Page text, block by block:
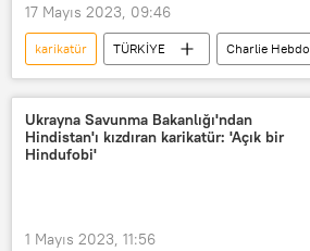
17 Mayıs 2023, 09:46
karikatür TÜRKİYE
Charlie Hebdo
Charlie Hebdo
Recep Tayyip Erdoğan
Fransa
Ukrayna Savunma Bakanlığı'ndan
Hindistan'ı kızdıran karikatür: 'Açık bir
Hindufobi'
1 Mayıs 2023, 11:56